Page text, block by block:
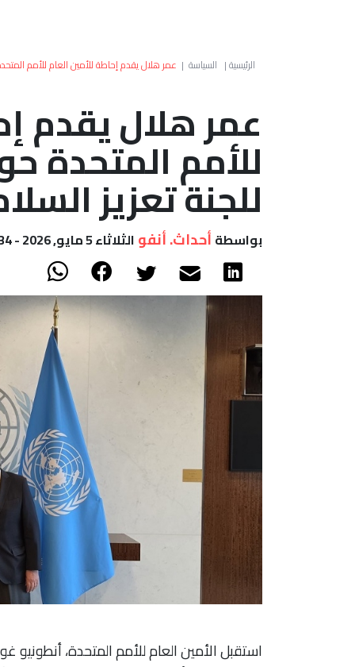
الرئيسية| السياسة | عمر هلال يقدم إحاطة للأمين العام للأمم
عمر هلال يقدم
للأمم المتحدة
للجنة تعزيز
بواسطة أحداث. أنفو الثلاثاء 5 مايو, 2026 - 11:34
استقبل الأمين العام للأمم المتحدة، أنطونيو